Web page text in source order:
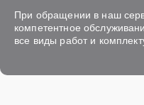
При обращении в наш
компетентное
все виды работ и